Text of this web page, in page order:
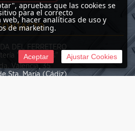
DEL FERRETERO
"Las Nieves" -
Valencia, 35
Sta. María (Cádiz)
apruebas que las cookies se
para el correcto
hacer analíticas de uso y
de marketing.
Aceptar Ajustar Cookies